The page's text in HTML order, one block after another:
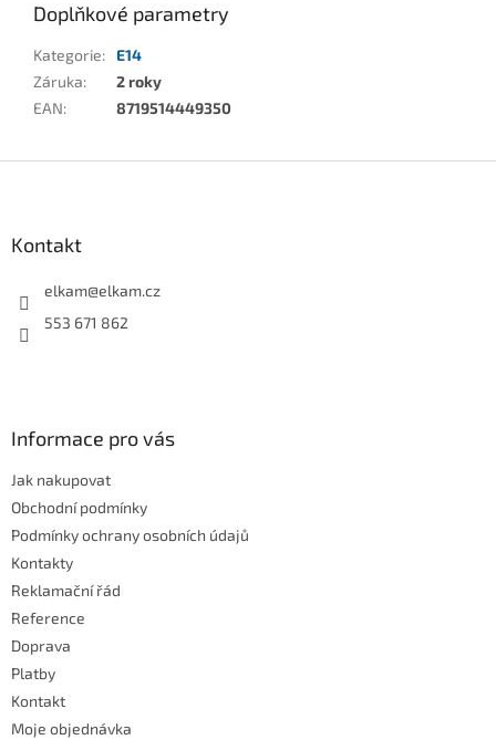
Doplňkové parametry
Kategorie: E14
Záruka:
2 roky
EAN: 8719514449350
Kontakt
elkam@elkam.cz
553 671 862
Informace pro vás
Jak nakupovat
Obchodní podmínky
Podmínky ochrany osobních údajů
Kontakty
Reklamační řád
Reference
Doprava
Platby
Kontakt
Moje objednávka